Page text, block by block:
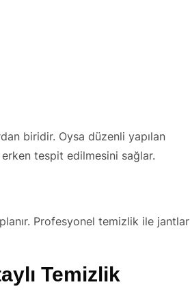
biridir. Oysa düzenli yapılan
erken tespit edilmesini sağlar.
Profesyonel temizlik ile jantlar
Temizlik